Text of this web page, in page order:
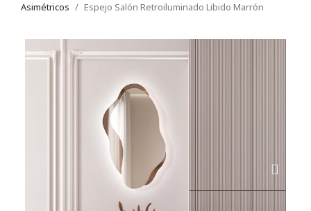
Asimétricos
Espejo Salón Retroiluminado Libido Marrón